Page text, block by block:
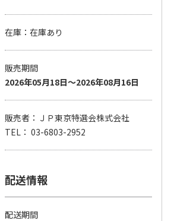
金澤小町 KMC-15Ｒ
在庫：在庫あり
販売期間
2026年05月18日～2026年08月16日
販売者：ＪＰ東京特選会株式会社
TEL： 03-6803-2952
配送情報
配送期間